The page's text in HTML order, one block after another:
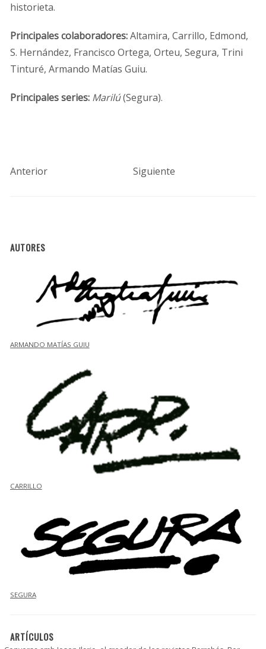
historieta.
Principales colaboradores:Altamira, Carrillo, Edmond,
S. Hernández, Francisco Ortega, Orteu, Segura, Trini
Tinturé, Armando Matías Guiu.
Principales series: Marilú(Segura).
Anterior Siguiente
AUTORES
ARMANDO MATÍAS GUIU
CARRILLO
SEGURA
ARTÍCULOS